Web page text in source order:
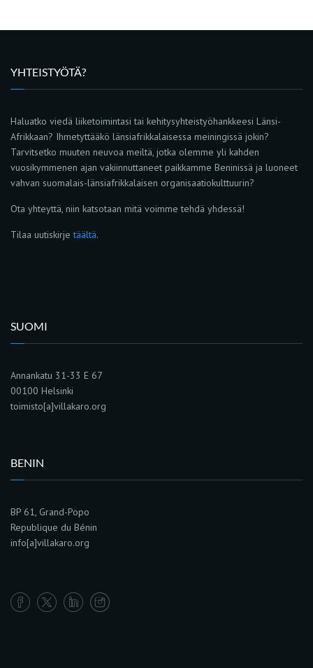
YHTEISTYÖTÄ?
Haluatko viedä liiketoimintasi tai kehitysyhteistyöhankkeesi Länsi-
Afrikkaan? Ihmetyttääkö länsiafrikkalaisessa meiningissä jokin?
Tarvitsetko muuten neuvoa meiltä, jotka olemme yli kahden
vuosikymmenen ajan vakiinnuttaneet paikkamme Beninissä ja luoneet
vahvan suomalais-länsiafrikkalaisen organisaatiokulttuurin?
Ota yhteyttä, niin katsotaan mitä voimme tehdä yhdessä!
Tilaa uutiskirjetäältä.
SUOMI
Annankatu 31-33 E 67
00100 Helsinki
toimisto[a]villakaro.org
BENIN
BP 61, Grand-Popo
Republique du Bénin
info[a]villakaro.org